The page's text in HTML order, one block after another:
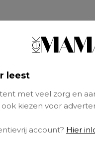
leest
met veel zorg en
kiezen voor
account? Hier